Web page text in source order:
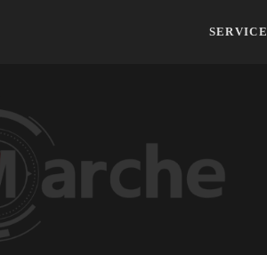
SERVICE